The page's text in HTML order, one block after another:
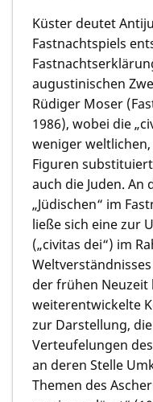
Küster deutet
Fastnachtspiels
augustinischen
Rüdiger Moser
1986), wobei die
weniger
Figuren
auch die Juden.
„Jüdischen“ im
ließe sich eine zur
(„civitas dei“) im
der frühen Neuzeit
weiterentwickelte
zur Darstellung,
Verteufelungen
an deren Stelle
Themen des